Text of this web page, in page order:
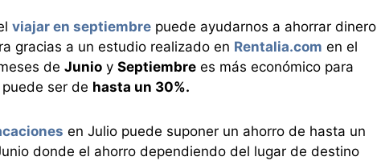
viajar en septiembrepuede ayudarnos a ahorrar dinero
gracias a un estudio realizado en Rentalia.com en el
de Junioy Septiembrees más económico para
ser de hasta un 30%.
en Julio puede suponer un ahorro de hasta un
donde el ahorro dependiendo del lugar de destino